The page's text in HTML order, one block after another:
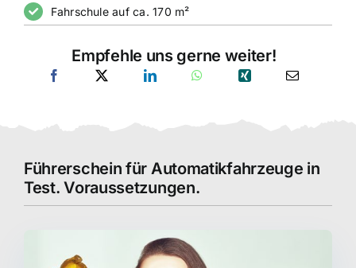
Fahrschule auf ca. 170 m²
Empfehle uns gerne weiter!
Führerschein für Automatikfahrzeuge in
Test. Voraussetzungen.